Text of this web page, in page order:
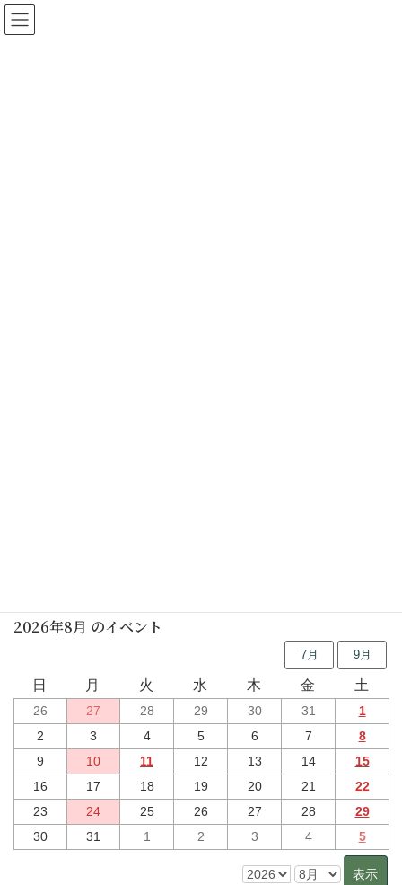
2026年8月 のイベント
7月 9月
日 月 火 水 木 金 土
26 27 28 29 30 31
1
2
3 4 5 6 7
8
9
10 11 12 13 14
15
16
17 18 19 20 21
22
23
24 25 26 27 28
29
30
31 1 2 3 4 5